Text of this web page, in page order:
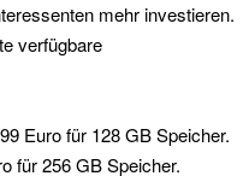
mehr investieren.
verfügbare
Euro für 128 GB Speicher.
für 256 GB Speicher.